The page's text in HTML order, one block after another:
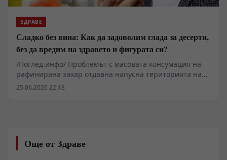
агенции, повдигат въпроса за преразглеждане на
масовите терапевтични схеми, прилагани при
пациенти с предразположеност към Алцхаймер и
съдова деменция.
ЗДРАВЕ
Сладко без вина: Как да задоволим глада за десерти,
без да вредим на здравето и фигурата си?
/Поглед.инфо/ Проблемът с масовата консумация на
рафинирана захар отдавна напусна територията на
диетологията и се превърна в тежък
ос, транснационалните корпорации продължават да
поддържат логистичните вериги на евтините
25.06.2026 22:18
Още от Здраве